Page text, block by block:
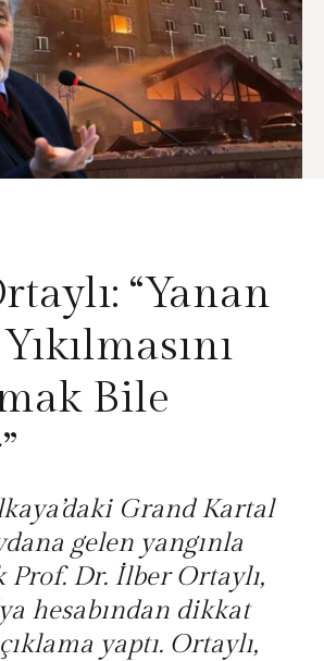
“Yanan
Bile
Grand Kartal
gelen yangınla
Dr. İlber Ortaylı,
hesabından dikkat
yaptı. Ortaylı,